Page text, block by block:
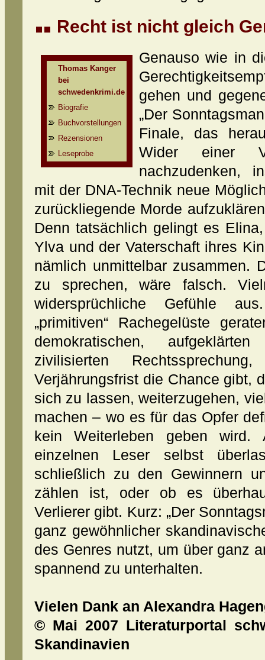
Recht ist nicht gleich
Thomas Kanger
bei
schwedenkrimi.de
Biografie
Buchvorstellungen
Rezensionen
Leseprobe
Genauso wie in
gehen und
„Der
Finale, das
Wider einer
nachzudenken,
mit der DNA-Technik neue
zurückliegende Morde
Denn tatsächlich gelingt es
Ylva und der Vaterschaft ihres
nämlich unmittelbar zusammen.
zu sprechen, wäre falsch.
widersprüchliche Gefühle
„primitiven“ Rachegelüste
demokratischen,
zivilisierten
Verjährungsfrist die Chance gibt,
sich zu lassen, weiterzugehen,
machen – wo es für das Opfer
kein Weiterleben geben
einzelnen Leser selbst
schließlich zu den Gewinnern
zählen ist, oder ob es
Verlierer gibt. Kurz: „Der
ganz gewöhnlicher
des Genres nutzt, um über ganz
spannend zu unterhalten.
Vielen Dank an Alexandra
© Mai 2007 Literaturportal
Skandinavien